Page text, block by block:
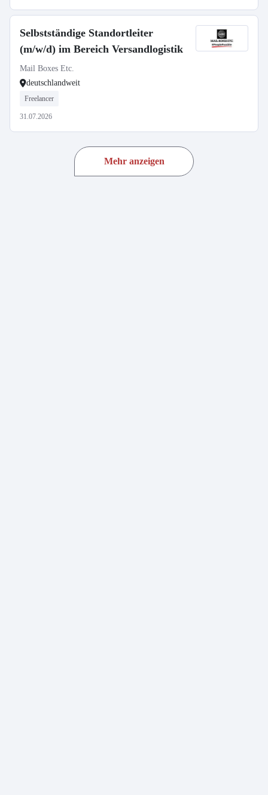
Selbstständige Standortleiter
(m/w/d) im Bereich Versandlogistik
Mail Boxes Etc.
deutschlandweit
Freelancer
31.07.2026
Mehr anzeigen